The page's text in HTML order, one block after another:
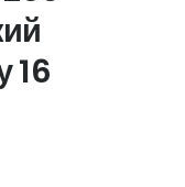
16